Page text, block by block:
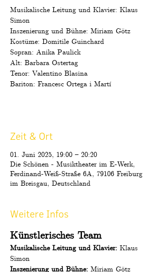
Musikalische Leitung und Klavier: Klaus
Simon
Inszenierung und Bühne: Miriam Götz
Kostüme: Domitile Guinchard
Sopran: Anika Paulick
Alt: Barbara Ostertag
Tenor: Valentino Blasina
Bariton: Francesc Ortega i Martí
Zeit & Ort
01. Juni 2025, 19:00 – 20:20
Die Schönen - Musiktheater im E-Werk,
Ferdinand-Weiß-Straße 6A, 79106 Freiburg
im Breisgau, Deutschland
Weitere Infos
Künstlerisches Team
Musikalische Leitung und Klavier: Klaus
Simon
Inszenierung und Bühne: Miriam Götz